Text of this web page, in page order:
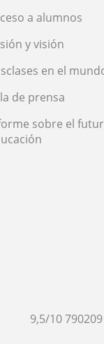
a alumnos
y visión
en el
de prensa
sobre el
9,5/10790209